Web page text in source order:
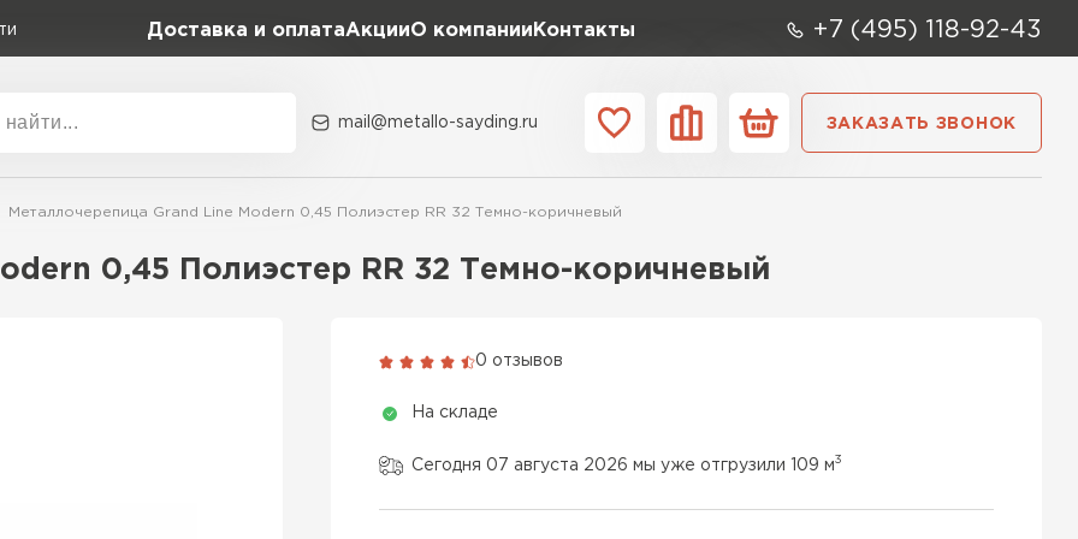
Доставка и оплатаАкцииО компании Контакты +7 (495) 118-92-43
Коллекция
Classic Grand Line
Доборные элементы
mail@metallo-sayding.ru ЗАКАЗАТЬ ЗВОНОК
Металлочерепица Grand Line Modern 0,45 Полиэстер RR 32 Темно-коричневый
0,45 Полиэстер RR 32 Темно-коричневый
0 отзывов
На складе
Сегодня 07 августа 2026 мы уже отгрузили 109 м3